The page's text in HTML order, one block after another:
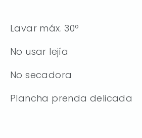
Lavar máx. 30º
No usar lejía
No secadora
Plancha prenda delicada